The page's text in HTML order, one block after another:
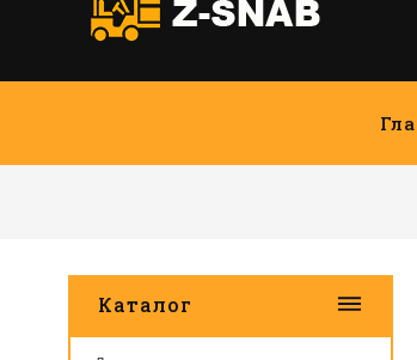
Каталог dehaze